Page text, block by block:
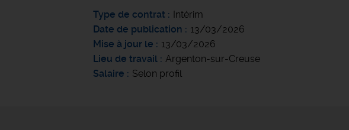
Type de contrat
Intérim
Date de publication
13/03/2026
Mise à jour le
13/03/2026
Lieu de travail
Argenton-sur-Creuse
Salaire
Selon profil